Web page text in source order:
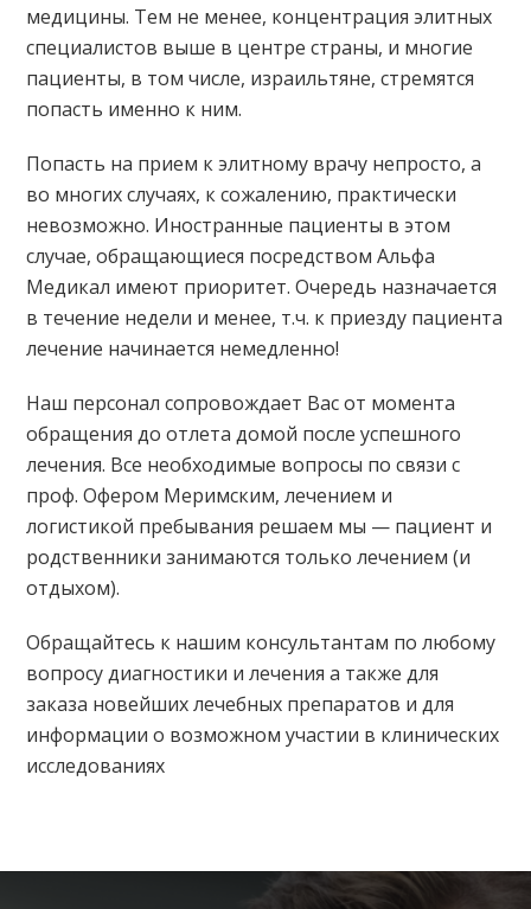
медицины. Тем не менее, концентрация элитных
специалистов выше в центре страны, и многие
пациенты, в том числе, израильтяне, стремятся
попасть именно к ним.
Попасть на прием к элитному врачу непросто, а
во многих случаях, к сожалению, практически
невозможно. Иностранные пациенты в этом
случае, обращающиеся посредством Альфа
Медикал имеют приоритет. Очередь назначается
в течение недели и менее, т.ч. к приезду пациента
лечение начинается немедленно!
Наш персонал сопровождает Вас от момента
обращения до отлета домой после успешного
лечения. Все необходимые вопросы по связи с
проф. Офером Меримским, лечением и
логистикой пребывания решаем мы — пациент и
родственники занимаются только лечением (и
отдыхом).
Обращайтесь к нашим консультантам по любому
вопросу диагностики и лечения а также для
заказа новейших лечебных препаратов и для
информации о возможном участии в клинических
исследованиях